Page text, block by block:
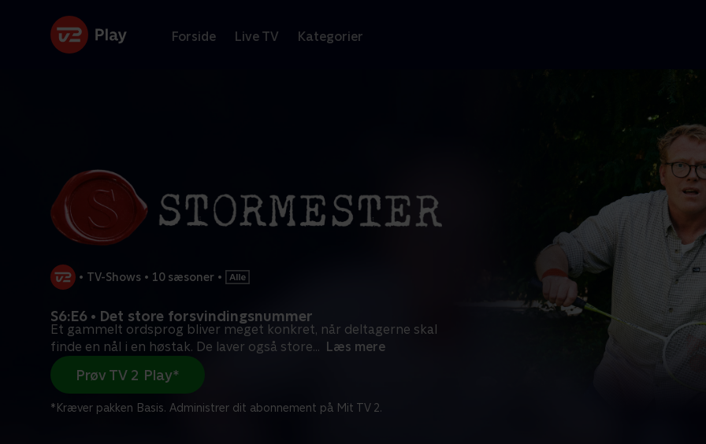
Forside Live TV Kategorier
• TV-Shows • 10 sæsoner •
S6:E6 • Det store forsvindingsnummer
Et gammelt ordsprog bliver meget konkret, når deltagerne skal
finde en nål i en høstak. De laver også store... Læs mere
Prøv TV 2 Play*
*Kræver pakken Basis. Administrer dit abonnement på Mit TV 2.